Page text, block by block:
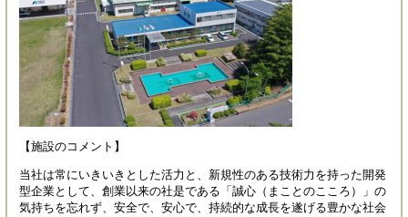
【施設のコメント】
当社は常にいきいきとした活力と、新規性のある技術力を持った開発
型企業として、創業以来の社是である「誠心（まことのこころ）」の
気持ちを忘れず、安全で、安心で、持続的な成長を遂げる豊かな社会